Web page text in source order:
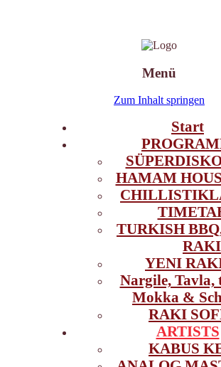
BEATS OF
BY SÜPERDISKO
Menü
Zum Inhalt springen
Start
HAMAM
TURKISH
RAKI
YENI
Nargile, Tavla,
Mokka &
RAKI
ARTISTS
KABUS